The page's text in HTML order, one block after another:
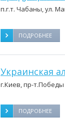
п.г.т. Чабаны, ул.
ПОДРОБНЕЕ
Украинская
г.Киев, пр-т.Победы
ПОДРОБНЕЕ